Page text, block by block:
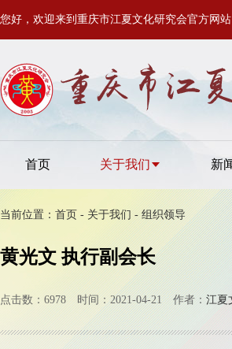
您好，欢迎来到重庆市江夏文化研究会官方网站
首页 关于我们 新
当前位置： 首页 - 关于我们 -组织领导
黄光文 执行副会长
点击数：6978 时间：2021-04-21 作者： 江夏